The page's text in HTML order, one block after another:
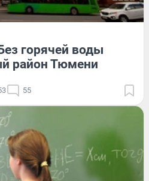
горячей воды
район Тюмени
55